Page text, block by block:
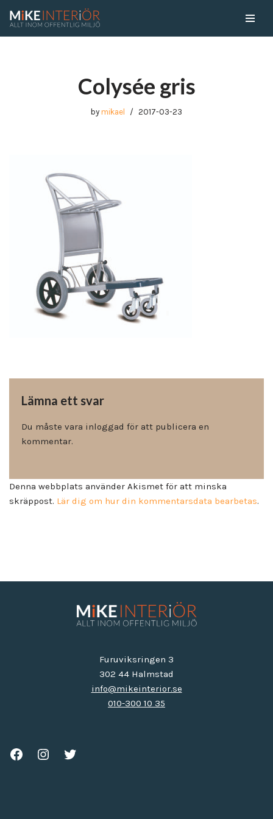
Colysée gris
by mikael 2017-03-23
Lämna ett svar
Du måste vara inloggad för att publicera en
kommentar.
Denna webbplats använder Akismet för att minska
skräppost. Lär dig om hur din kommentarsdata bearbetas.
Furuviksringen 3
302 44 Halmstad
info@mikeinterior.se
010-300 10 35